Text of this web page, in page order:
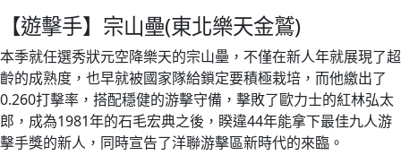
【遊擊手】宗山壘(東北樂天金鷲)
本季就任選秀狀元空降樂天的宗山壘，不僅在新人年就展現了超
齡的成熟度，也早就被國家隊給鎖定要積極栽培，而他繳出了
0.260打擊率，搭配穩健的游擊守備，擊敗了歐力士的紅林弘太
郎，成為1981年的石毛宏典之後，睽違44年能拿下最佳九人游
擊手獎的新人，同時宣告了洋聯游擊區新時代的來臨。